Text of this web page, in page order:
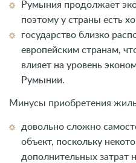
Румыния продолжает
поэтому у страны есть
государство близко
европейским странам,
влияет на уровень
Румынии.
Минусы приобретения
довольно сложно
объект, поскольку
дополнительных затрат